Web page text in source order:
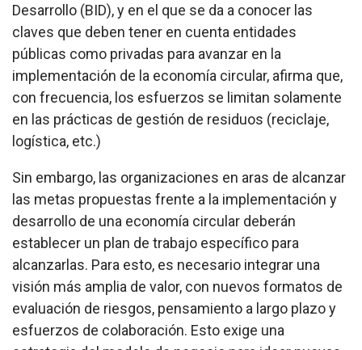
Desarrollo (BID), y en el que se da a conocer las
claves que deben tener en cuenta entidades
públicas como privadas para avanzar en la
implementación de la economía circular, afirma que,
con frecuencia, los esfuerzos se limitan solamente
en las prácticas de gestión de residuos (reciclaje,
logística, etc.)
Sin embargo, las organizaciones en aras de alcanzar
las metas propuestas frente a la implementación y
desarrollo de una economía circular deberán
establecer un plan de trabajo específico para
alcanzarlas. Para esto, es necesario integrar una
visión más amplia de valor, con nuevos formatos de
evaluación de riesgos, pensamiento a largo plazo y
esfuerzos de colaboración. Esto exige una